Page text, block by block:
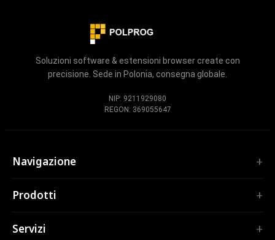
Soluzioni software & estensioni browser create con
precisione. Sede in Polonia, consegna globale.
NIP: 9211929080
REGON: 369055647
Navigazione
Servizi
Prodotti
TubePilot
Servizi